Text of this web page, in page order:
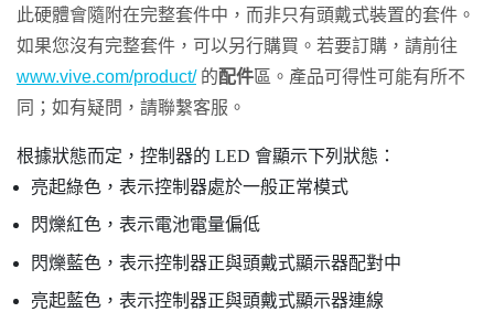
此硬體會隨附在完整套件中，而非只有頭戴式裝置的套件。
如果您沒有完整套件，可以另行購買。若要訂購，請前往
www.vive.com/product/的配件 區。產品可得性可能有所不
同；如有疑問，請聯繫客服。
根據狀態而定，控制器的 LED 會顯示下列狀態：
亮起綠色，表示控制器處於一般正常模式
閃爍紅色，表示電池電量偏低
閃爍藍色，表示控制器正與頭戴式顯示器配對中
亮起藍色，表示控制器正與頭戴式顯示器連線